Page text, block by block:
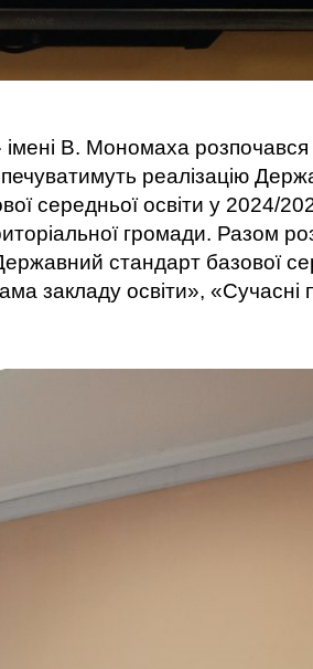
В. Мономаха розпочався
реалізацію
середньої освіти у 2024/
громади. Разом
стандарт базової
закладу освіти», «Сучасні